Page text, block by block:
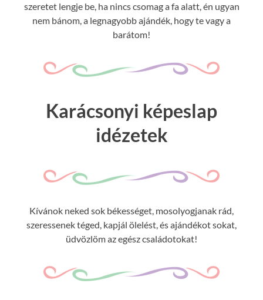
szeretet lengje be, ha nincs csomag a fa alatt, én ugyan
nem bánom, a legnagyobb ajándék, hogy te vagy a
barátom!
Karácsonyi képeslap
idézetek
Kívánok neked sok békességet, mosolyogjanak rád,
szeressenek téged, kapjál ölelést, és ajándékot sokat,
üdvözlöm az egész családotokat!